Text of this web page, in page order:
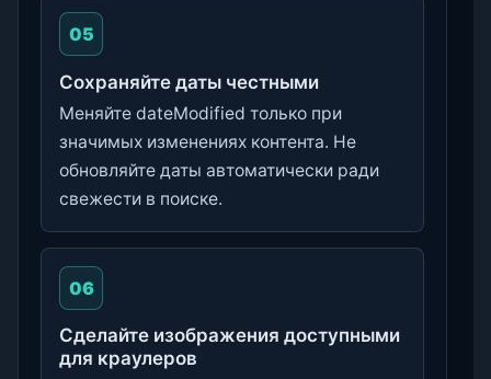
05
Сохраняйте даты честными
Меняйте dateModified только при
значимых изменениях контента. Не
обновляйте даты автоматически ради
свежести в поиске.
06
Сделайте изображения доступными
для краулеров